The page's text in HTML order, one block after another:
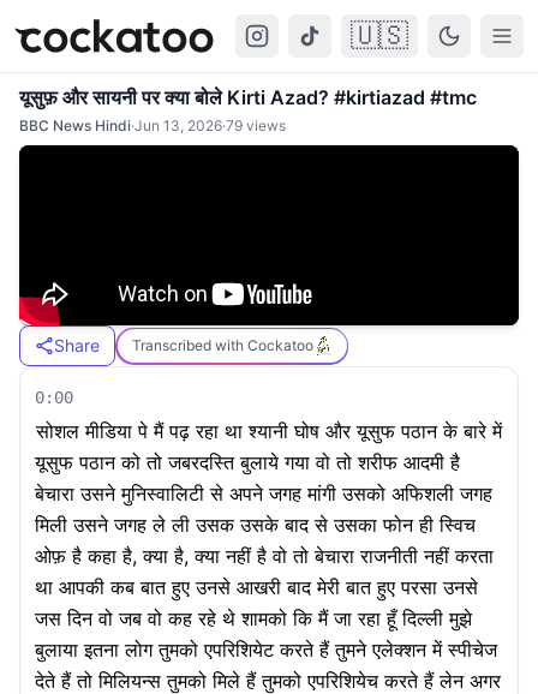
Cockatoo 🇺🇸
यूसुफ़ और सायनी पर क्या बोले Kirti Azad? #kirtiazad #tmc
BBC News Hindi·Jun 13, 2026·79 views
Share Transcribed with Cockatoo
0:00
सोशल मीडिया पे मैं पढ़ रहा था श्यानी घोष और यूसुफ पठान के बारे में
यूसुफ पठान को तो जबरदस्ति बुलाये गया वो तो शरीफ आदमी है
बेचारा उसने मुनिस्वालिटी से अपने जगह मांगी उसको अफिशली जगह
मिली उसने जगह ले ली उसक उसके बाद से उसका फोन ही स्विच
ओफ़ है कहा है, क्या है, क्या नहीं है वो तो बेचारा राजनीती नहीं करता
था आपकी कब बात हुए उनसे आखरी बाद मेरी बात हुए परसा उनसे
जस दिन वो जब वो कह रहे थे शामको कि मैं जा रहा हूँ दिल्ली मुझे
बुलाया इतना लोग तुमको एपरिशियेट करते हैं तुमने एलेक्शन में स्पीचेज
देते हैं तो मिलियन्स तुमको मिले हैं तुमको एपरिशियेच करते हैं लेन अगर